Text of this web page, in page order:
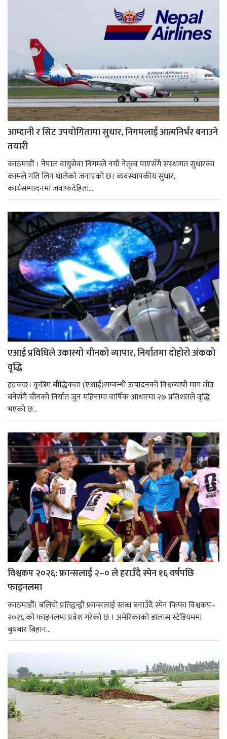
आम्दानी र सिट उपयोगितामा सुधार, निगमलाई आत्मनिर्भर बनाउने
तयारी
काठमाडाैं । नेपाल वायुसेवा निगमले नयाँ नेतृत्व पाएसँगै संस्थागत सुधारका
कामले गति लिन थालेको जनाएको छ। व्यवस्थापकीय सुधार,
कार्यसम्पादनमा जवाफदेहिता...
एआई प्रविधिले उकास्यो चीनको व्यापार, निर्यातमा दोहोरो अंकको
वृद्धि
हङकङ। कृत्रिम बौद्धिकता (एआई)सम्बन्धी उत्पादनको विश्वव्यापी माग तीव्र
बनेसँगै चीनको निर्यात जुन महिनामा वार्षिक आधारमा २७ प्रतिशतले वृद्धि
भएको छ...
विश्वकप २०२६: फ्रान्सलाई २–० ले हराउँदै स्पेन १६ वर्षपछि
फाइनलमा
काठमाडौँ। बलियो प्रतिद्वन्द्वी फ्रान्सलाई स्तब्ध बनाउँदै स्पेन फिफा विश्वकप–
२०२६ को फाइनलमा प्रवेश गरेको छ । अमेरिकाको डालास स्टेडियममा
बुधबार बिहान...